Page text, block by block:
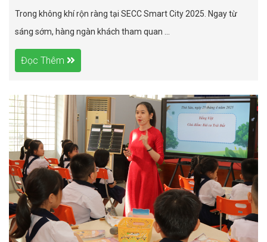
Trong không khí rộn ràng tại SECC Smart City 2025. Ngay từ
sáng sớm, hàng ngàn khách tham quan ...
Đọc Thêm